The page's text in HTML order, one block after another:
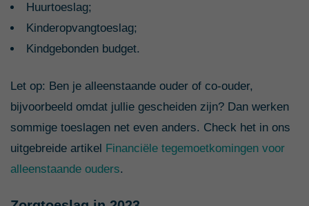
Huurtoeslag;
Kinderopvangtoeslag;
Kindgebonden budget.
Let op: Ben je alleenstaande ouder of co-ouder,
bijvoorbeeld omdat jullie gescheiden zijn? Dan werken
sommige toeslagen net even anders. Check het in ons
uitgebreide artikel Financiële tegemoetkomingen voor
alleenstaande ouders.